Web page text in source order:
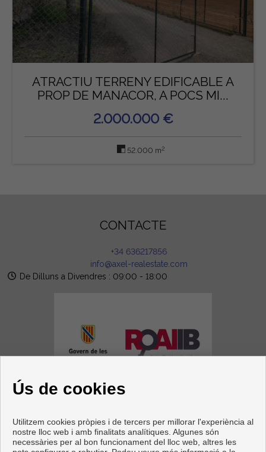
ATRACTIU TERRENY EDIFICABLE A
PROP DE MANACOR, A POCS MI...
2.000.000 €
52.000 m2
CONTACTE
+34 636217856
info@axel-realestate.com
De Dilluns a Divendres : 09:00 - 18:00
SEGUEIX-NOS
Ús de cookies
Utilitzem cookies pròpies i de tercers per millorar l'experiència al
nostre lloc web i amb finalitats analítiques. Algunes són
necessàries per al bon funcionament del lloc web, altres les